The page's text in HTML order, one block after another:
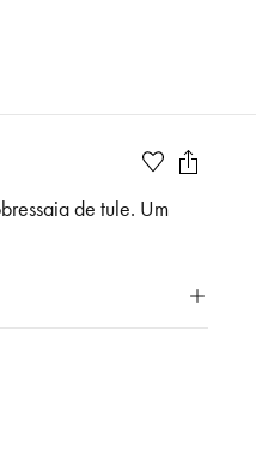
de tule. Um